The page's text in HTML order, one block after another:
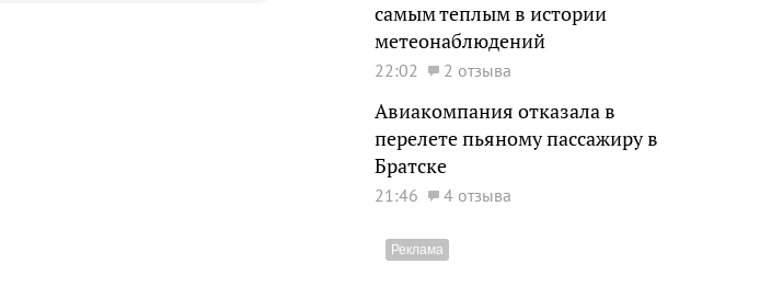
самым теплым в истории
метеонаблюдений
22:02 2 отзыва
Авиакомпания отказала в
перелете пьяному пассажиру в
Братске
21:46 4 отзыва